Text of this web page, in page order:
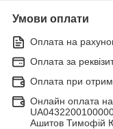
Умови оплати
Оплата на
Оплата за
Оплата при
Онлайн оплата
Ашитов Тимофій